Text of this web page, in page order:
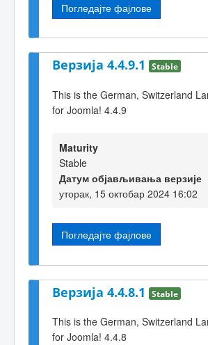
Погледајте фајлове
Верзија 4.4.9.1 Stable
This is the German, Switzerland
for Joomla! 4.4.9
Maturity
Stable
Датум објављивања верзије
уторак, 15 октобар 2024 16:02
Погледајте фајлове
Верзија 4.4.8.1 Stable
This is the German, Switzerland
for Joomla! 4.4.8